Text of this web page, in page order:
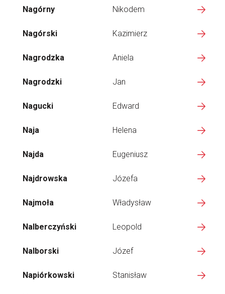
Nagórny Nikodem
Nagórski Kazimierz
Nagrodzka Aniela
Nagrodzki Jan
Nagucki Edward
Naja Helena
Najda Eugeniusz
Najdrowska Józefa
Najmoła Władysław
Nalberczyński Leopold
Nalborski Józef
Napiórkowski Stanisław